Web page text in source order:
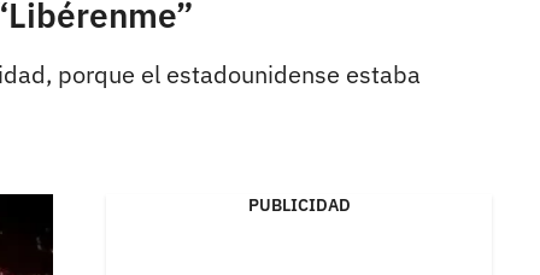
porque el estadounidense estaba
PUBLICIDAD